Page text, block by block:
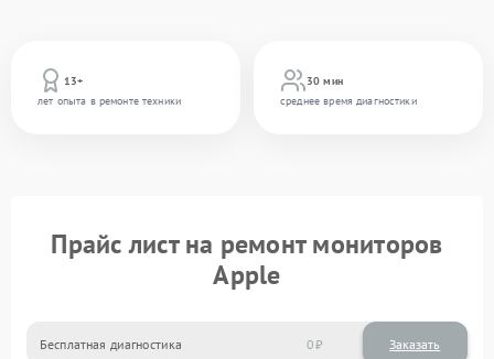
13+
лет опыта в ремонте техники
30 мин
среднее время диагностики
Прайс лист на ремонт мониторов
Apple
Бесплатная диагностика 0 Заказать